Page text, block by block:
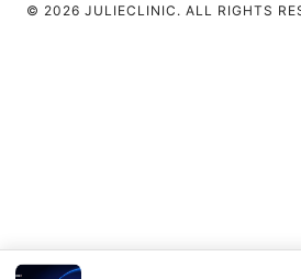
© 2026 JULIECLINIC. ALL RIGHTS